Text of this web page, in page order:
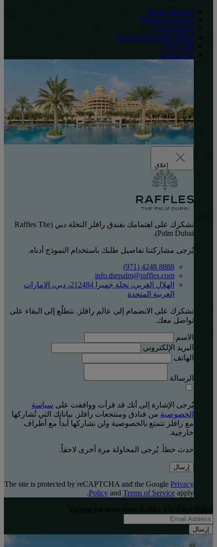
Book your stay
Manage bookings
Get directions
Explore The Palm Dubai
Gift Cards
Contact Us
إغلاق
نشكرك على اهتمامك بفندق رافلز النخلة دبي (Raffles The
Palm Dubai).
يُرجى مشاركتنا تفاصيل طلبك باستخدام النموذج أدناه.
8888 4248 (971)
info.thepalm@raffles.com
الهلال الغربي، نخلة جميرا 212484، دبي، الإمارات
العربية المتحدة
نشكرك على الانضمام إلى عالم رافلز. نتطلّع إلى البقاء على
تواصل معك.
الاسم
البريد الإلكتروني
الهاتف
الرسالة
يُرجى الإشارة إلى أنك قد قرأت ووافقت على سياسة
الخصوصية من فنادق ومنتجعات رافلز. بياناتك التي تُشاركها
مع رافلز تتمتع بالخصوصية ولن نشاركها أبداً مع أطراف
خارجية.
حدث خطأ. يُرجى المحاولة مرة أخرى لاحقاً.
إرسال
The site is protected by reCAPTCHA and the Google Privacy
Policy and Terms of Service apply.
إرسال